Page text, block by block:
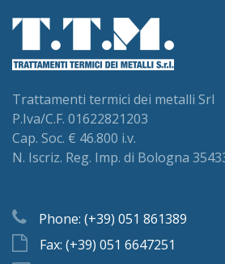
Trattamenti termici dei metalli Srl
P.Iva/C.F. 01622821203
Cap. Soc. € 46.800 i.v.
N. Iscriz. Reg. Imp. di Bologna
Phone: (+39) 051 861389
Fax: (+39) 051 6647251